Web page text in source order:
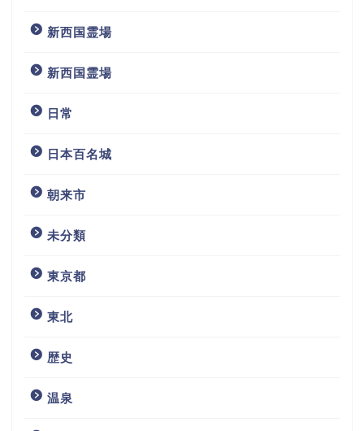
新西国霊場
新西国霊場
日常
日本百名城
朝来市
未分類
東京都
東北
歴史
温泉